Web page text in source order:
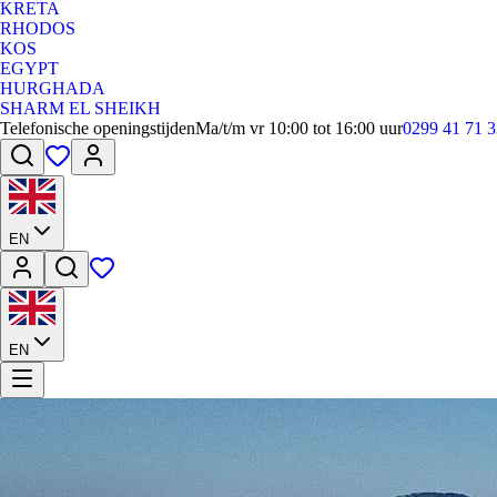
KRETA
RHODOS
KOS
EGYPT
HURGHADA
SHARM EL SHEIKH
Telefonische openingstijdenMa/t/m vr 10:00 tot 16:00 uur0299 41 71
EN
EN